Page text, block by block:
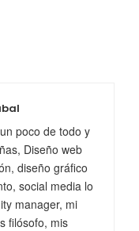
poco de todo y
Diseño web
diseño gráfico
social media lo
manager, mi
filósofo, mis